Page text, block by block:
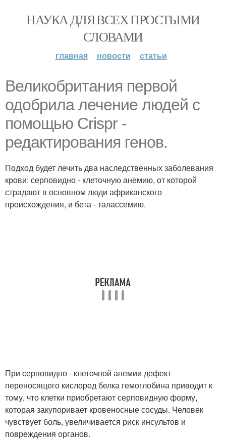
НАУКА ДЛЯ ВСЕХ ПРОСТЫМИ
СЛОВАМИ
главная новости статьи
Великобритания первой
одобрила лечение людей с
помощью Crispr -
редактирования генов.
Подход будет лечить два наследственных заболевания
крови: серповидно - клеточную анемию, от которой
страдают в основном люди африканского
происхождения, и бета - талассемию.
При серповидно - клеточной анемии дефект
переносящего кислород белка гемоглобина приводит к
тому, что клетки приобретают серповидную форму,
которая закупоривает кровеносные сосуды. Человек
чувствует боль, увеличивается риск инсультов и
повреждения органов.